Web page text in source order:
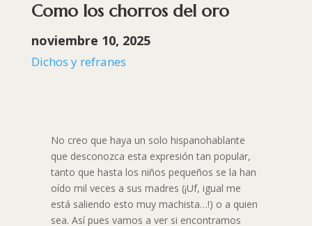
Como los chorros del oro
noviembre 10, 2025
Dichos y refranes
No creo que haya un solo hispanohablante
que desconozca esta expresión tan popular,
tanto que hasta los niños pequeños se la han
oído mil veces a sus madres (¡Uf, igual me
está saliendo esto muy machista…!) o a quien
sea. Así pues vamos a ver si encontramos